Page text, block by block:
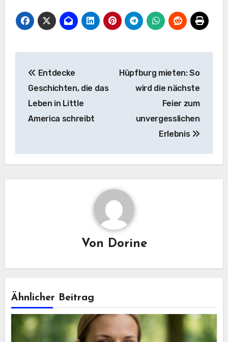
Entdecke
Geschichten, die das
Leben in Little
America schreibt
Hüpfburg mieten: So
wird die nächste
Feier zum
unvergesslichen
Erlebnis
Von Dorine
Ähnlicher Beitrag